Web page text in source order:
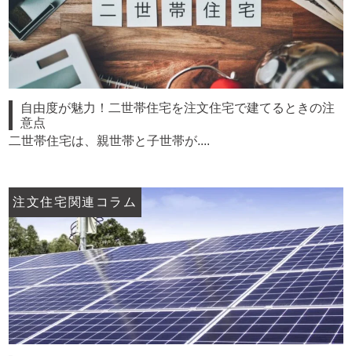
自由度が魅力！二世帯住宅を注文住宅で建てるときの注
意点
二世帯住宅は、親世帯と子世帯が....
注文住宅関連コラム